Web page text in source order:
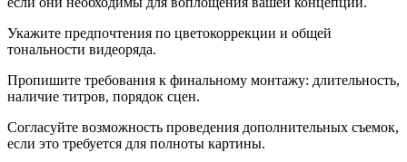
Укажите предпочтения по цветокоррекции и общей
тональности видеоряда.
Пропишите требования к финальному монтажу: длительность,
наличие титров, порядок сцен.
Согласуйте возможность проведения дополнительных съемок,
если это требуется для полноты картины.